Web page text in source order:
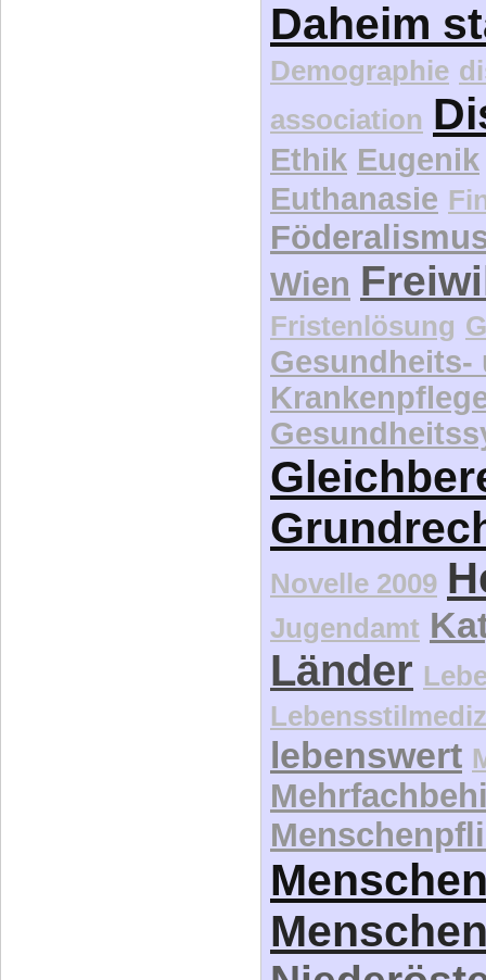
association
Ethik Eugenik
Euthanasie
Wien
Fristenlösung
Gesundheits-
Novelle 2009
Jugendamt
Länder
lebenswert